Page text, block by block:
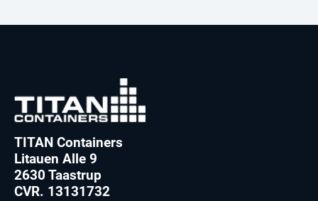
TITAN Containers
Litauen Alle 9
2630 Taastrup
CVR. 13131732